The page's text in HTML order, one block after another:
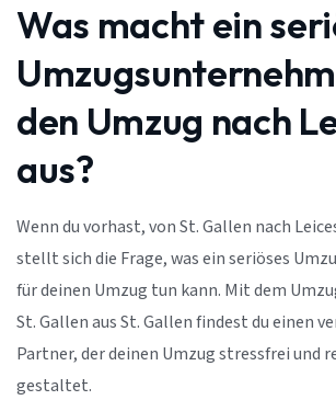
Was macht ein
den Umzug nach
aus?
Wenn du vorhast, von St. Gallen nach
stellt sich die Frage, was ein seriöses
für deinen Umzug tun kann. Mit dem
St. Gallen aus St. Gallen findest du einen
Partner, der deinen Umzug stressfrei und
gestaltet.